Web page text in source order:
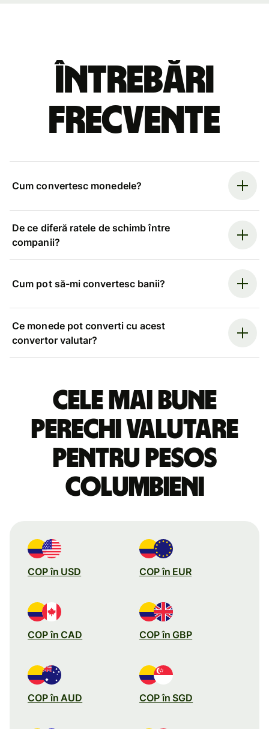
Întrebări
frecvente
Cum convertesc monedele?
De ce diferă ratele de schimb între
companii?
Cum pot să-mi convertesc banii?
Ce monede pot converti cu acest
convertor valutar?
Cele mai bune
perechi valutare
pentru pesos
columbieni
COP în USD COP în EUR
COP în CAD COP în GBP
COP în AUD COP în SGD